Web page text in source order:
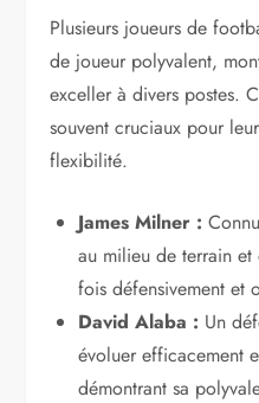
Plusieurs joueurs de
de joueur polyvalent,
exceller à divers postes.
souvent cruciaux pour
flexibilité.
James Milner :
au milieu de terrain
fois défensivement et
David Alaba : Un
évoluer efficacement
démontrant sa